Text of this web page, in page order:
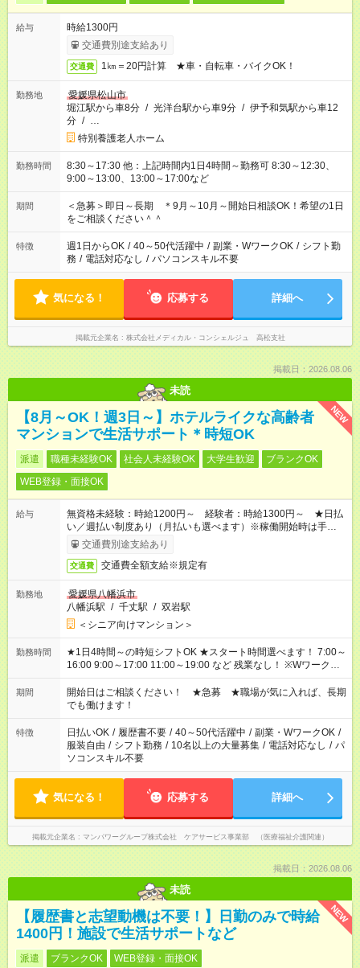
給与
時給1300円
交通費別途支給あり
交通費 1㎞＝20円計算 ★車・自転車・バイクOK！
勤務地
愛媛県松山市
堀江駅から車8分 / 光洋台駅から車9分 / 伊予和気駅から車12
分 / …
特別養護老人ホーム
勤務時間
8:30～17:30 他：上記時間内1日4時間～勤務可 8:30～12:30、
9:00～13:00、13:00～17:00など
期間
＜急募＞即日～長期 ＊9月～10月～開始日相談OK！希望の1日
をご相談ください＾＾
特徴 週1日からOK / 40～50代活躍中 / 副業・WワークOK / シフト勤
務 / 電話対応なし / パソコンスキル不要
気になる！ 応募する 詳細へ
掲載元企業名 株式会社メディカル・コンシェルジュ 高松支社
掲載日：2026.08.06
未読
NEW
【8月～OK！週3日～】ホテルライクな高齢者
マンションで生活サポート＊時短OK
派遣 職種未経験OK 社会人未経験OK 大学生歓迎
ブランクOK
WEB登録・面接OK
給与
無資格未経験：時給1200円～ 経験者：時給1300円～ ★日払
い／週払い制度あり（月払いも選べます）※稼働開始時は手続き
完了次第のお支払いとなります。
交通費別途支給あり
交通費 交通費全額支給※規定有
勤務地
愛媛県八幡浜市
八幡浜駅 / 千丈駅 / 双岩駅
＜シニア向けマンション＞
勤務時間
★1日4時間～の時短シフトOK ★スタート時間選べます！ 7:00～
16:00 9:00～17:00 11:00～19:00 など 残業なし！ ※Wワークの
場合、他のお仕事と合わせ週40時間超の就業はご案内できませ
ん ※法令に基づき、週20時間以上勤務は社会保険への加入対象
となります ※労働者派遣法（日雇い派遣の原則禁止）により、
短時間・短期間の就業はご案内が難しい場合があります
期間
開始日はご相談ください！ ★急募 ★職場が気に入れば、長期
でも働けます！
特徴 日払いOK / 履歴書不要 / 40～50代活躍中 / 副業・WワークOK /
服装自由 / シフト勤務 / 10名以上の大量募集 / 電話対応なし / パ
ソコンスキル不要
気になる！ 応募する 詳細へ
掲載元企業名 マンパワーグループ株式会社 ケアサービス事業部 （医療福祉介護関連）
掲載日：2026.08.06
未読
NEW
【履歴書と志望動機は不要！】日勤のみで時給
1400円！施設で生活サポートなど
派遣 ブランクOK WEB登録・面接OK